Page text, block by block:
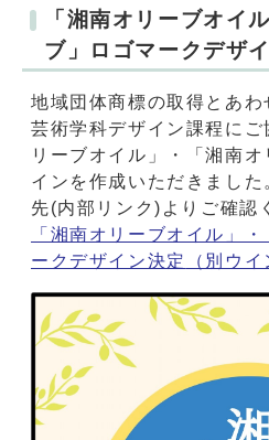
「湘南オリーブオイ
ブ」ロゴマークデザ
地域団体商標の取得とあ
芸術学科デザイン課程に
リーブオイル」・「湘南
インを作成いただきまし
先(内部リンク)よりご確認
「湘南オリーブオイル」
ークデザイン決定
（別ウ